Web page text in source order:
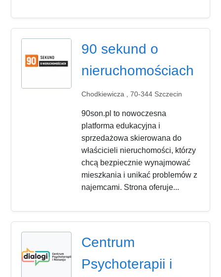
90 sekund o
nieruchomościach
Chodkiewicza , 70-344 Szczecin
90son.pl to nowoczesna
platforma edukacyjna i
sprzedażowa skierowana do
właścicieli nieruchomości, którzy
chcą bezpiecznie wynajmować
mieszkania i unikać problemów z
najemcami. Strona oferuje...
Centrum
Psychoterapii i